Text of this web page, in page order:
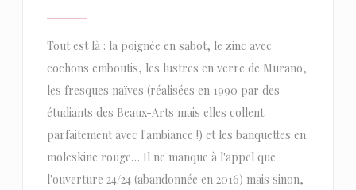
Tout est là : la poignée en sabot, le zinc avec
cochons emboutis, les lustres en verre de Murano,
les fresques naïves (réalisées en 1990 par des
étudiants des Beaux-Arts mais elles collent
parfaitement avec l'ambiance !) et les banquettes en
moleskine rouge… Il ne manque à l'appel que
l'ouverture 24/24 (abandonnée en 2016) mais sinon,